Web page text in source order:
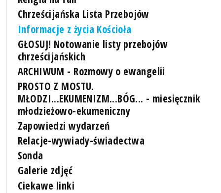
Chrześcijańska Lista Przebojów
Informacje z życia Kościoła
GŁOSUJ! Notowanie listy przebojów
chrześcijańskich
ARCHIWUM - Rozmowy o ewangelii
PROSTO Z MOSTU.
MŁODZI...EKUMENIZM...BÓG... - miesięcznik
młodzieżowo-ekumeniczny
Zapowiedzi wydarzeń
Relacje-wywiady-świadectwa
Sonda
Galerie zdjęć
Ciekawe linki